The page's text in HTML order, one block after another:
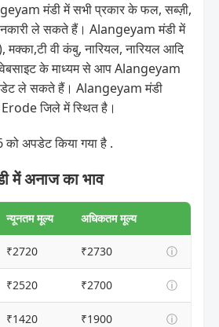
मंडी में सभी प्रकार के फल, सब्ज़ी,
ले सकते हैं। Alangeyam मंडी में
मक्का,टी वी कंबु, नारियल, नारियल आदि
वेबसाइट के माध्यम से आप Alangeyam
ले सकते हैं। Alangeyam मंडी
जिले में स्थित है।
अपडेट किया गया है .
अनाज का भाव
न्यूनतम मूल्य अधिकतम मूल्य
₹2720 ₹2730 ⓘ
₹2520 ₹2700 ⓘ
₹1420 ₹1900 ⓘ